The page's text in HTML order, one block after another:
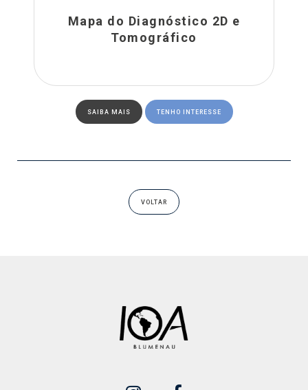
Mapa do Diagnóstico 2D e
Tomográfico
SAIBA MAIS TENHO INTERESSE
VOLTAR